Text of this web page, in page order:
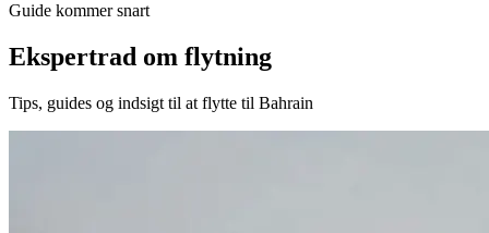
Guide kommer snart
Ekspertrad om flytning
Tips, guides og indsigt til at flytte til Bahrain